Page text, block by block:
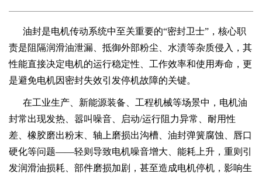
油封是电机传动系统中至关重要的“密封卫士”，核心职
责是阻隔润滑油泄漏、抵御外部粉尘、水渍等杂质侵入，其
性能直接决定电机的运行稳定性、工作效率和使用寿命，更
是避免电机因密封失效引发停机故障的关键。
在工业生产、新能源装备、工程机械等场景中，电机油
封常出现发热、嚣叫噪音、启动/运行阻力异常、耐用性
差、橡胶磨出粉末、轴上磨损出沟槽、油封弹簧腐蚀、唇口
硬化等问题——轻则导致电机噪音增大、能耗上升，重则引
发润滑油损耗、部件磨损加剧，甚至造成电机停机，影响生